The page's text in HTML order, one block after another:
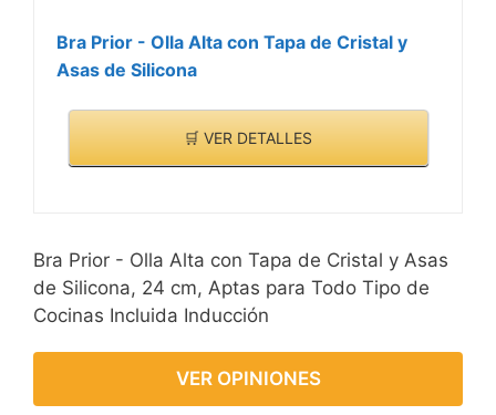
Bra Prior - Olla Alta con Tapa de Cristal y
Asas de Silicona
🛒 VER DETALLES
Bra Prior - Olla Alta con Tapa de Cristal y Asas
de Silicona, 24 cm, Aptas para Todo Tipo de
Cocinas Incluida Inducción
VER OPINIONES